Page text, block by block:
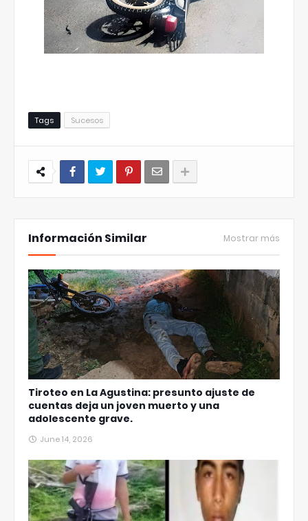
Tags Sucesos
Información Similar Mostrar más
Tiroteo en La Agustina: presunto ajuste de
cuentas deja un joven muerto y una
adolescente grave.
June 14, 2026